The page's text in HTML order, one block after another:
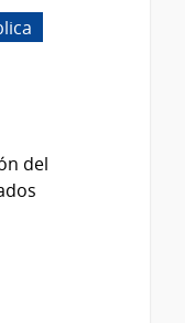
del